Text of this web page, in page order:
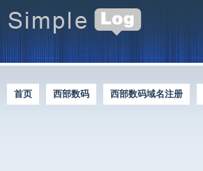
首页 西部数码 西部数码域名注册